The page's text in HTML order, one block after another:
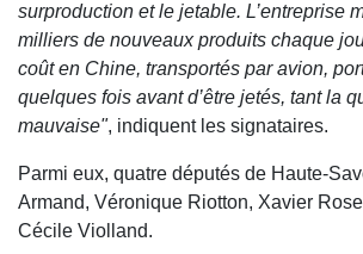
surproduction et le jetable. L’entreprise
milliers de nouveaux produits chaque
coût en Chine, transportés par avion,
quelques fois avant d’être jetés, tant la
mauvaise", indiquent les signataires.
Parmi eux, quatre députés de Haute-
Armand, Véronique Riotton, Xavier
Cécile Violland.